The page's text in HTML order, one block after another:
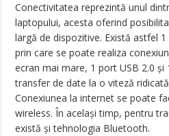
Conectivitatea reprezintă unul
laptopului, acesta oferind
largă de dispozitive. Există astfel
prin care se poate realiza
ecran mai mare, 1 port USB 2.0 și
transfer de date la o viteză
Conexiunea la internet se poate
wireless. În același timp, pentru
există și tehnologia Bluetooth.